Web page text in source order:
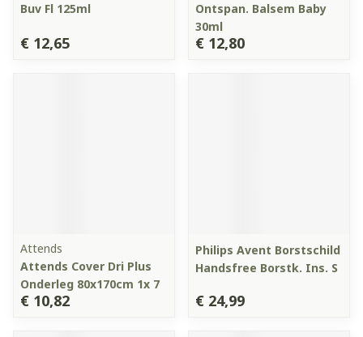
Buv Fl 125ml
€ 12,65
Ontspan. Balsem Baby
30ml
€ 12,80
Attends
Attends Cover Dri Plus
Onderleg 80x170cm 1x 7
€ 10,82
Philips Avent Borstschild
Handsfree Borstk. Ins. S
€ 24,99